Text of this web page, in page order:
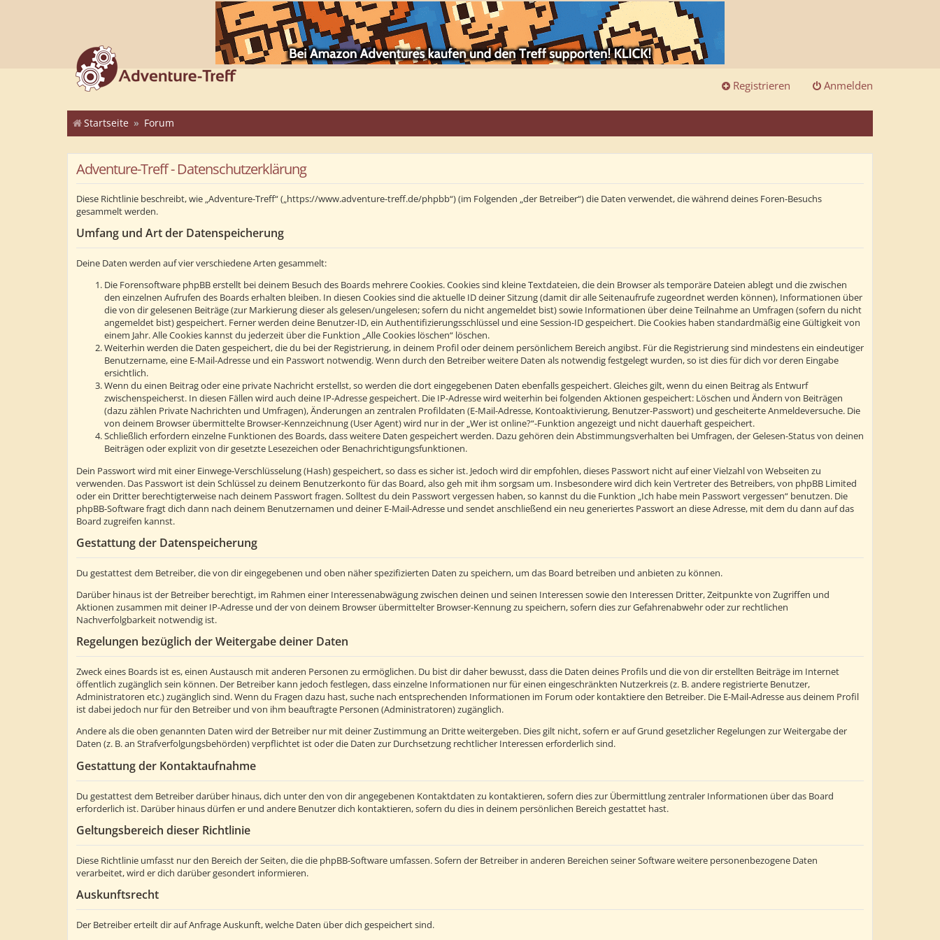
Anmelden
Registrieren
Startseite Forum
Adventure-Treff - Datenschutzerklärung
Diese Richtlinie beschreibt, wie „Adventure-Treff“ („https://www.adventure-treff.de/phpbb“) (im Folgenden „der Betreiber“) die Daten verwendet, die während deines Foren-Besuchs
gesammelt werden.
Umfang und Art der Datenspeicherung
Deine Daten werden auf vier verschiedene Arten gesammelt:
Die Forensoftware phpBB erstellt bei deinem Besuch des Boards mehrere Cookies. Cookies sind kleine Textdateien, die dein Browser als temporäre Dateien ablegt und die zwischen
den einzelnen Aufrufen des Boards erhalten bleiben. In diesen Cookies sind die aktuelle ID deiner Sitzung (damit dir alle Seitenaufrufe zugeordnet werden können), Informationen über
die von dir gelesenen Beiträge (zur Markierung dieser als gelesen/ungelesen; sofern du nicht angemeldet bist) sowie Informationen über deine Teilnahme an Umfragen (sofern du nicht
angemeldet bist) gespeichert. Ferner werden deine Benutzer-ID, ein Authentifizierungsschlüssel und eine Session-ID gespeichert. Die Cookies haben standardmäßig eine Gültigkeit von
einem Jahr. Alle Cookies kannst du jederzeit über die Funktion „Alle Cookies löschen“ löschen.
Weiterhin werden die Daten gespeichert, die du bei der Registrierung, in deinem Profil oder deinem persönlichem Bereich angibst. Für die Registrierung sind mindestens ein eindeutiger
Benutzername, eine E-Mail-Adresse und ein Passwort notwendig. Wenn durch den Betreiber weitere Daten als notwendig festgelegt wurden, so ist dies für dich vor deren Eingabe
ersichtlich.
Wenn du einen Beitrag oder eine private Nachricht erstellst, so werden die dort eingegebenen Daten ebenfalls gespeichert. Gleiches gilt, wenn du einen Beitrag als Entwurf
zwischenspeicherst. In diesen Fällen wird auch deine IP-Adresse gespeichert. Die IP-Adresse wird weiterhin bei folgenden Aktionen gespeichert: Löschen und Ändern von Beiträgen
(dazu zählen Private Nachrichten und Umfragen), Änderungen an zentralen Profildaten (E-Mail-Adresse, Kontoaktivierung, Benutzer-Passwort) und gescheiterte Anmeldeversuche. Die
von deinem Browser übermittelte Browser-Kennzeichnung (User Agent) wird nur in der „Wer ist online?“-Funktion angezeigt und nicht dauerhaft gespeichert.
Schließlich erfordern einzelne Funktionen des Boards, dass weitere Daten gespeichert werden. Dazu gehören dein Abstimmungsverhalten bei Umfragen, der Gelesen-Status von deinen
Beiträgen oder explizit von dir gesetzte Lesezeichen oder Benachrichtigungsfunktionen.
Dein Passwort wird mit einer Einwege-Verschlüsselung (Hash) gespeichert, so dass es sicher ist. Jedoch wird dir empfohlen, dieses Passwort nicht auf einer Vielzahl von Webseiten zu
verwenden. Das Passwort ist dein Schlüssel zu deinem Benutzerkonto für das Board, also geh mit ihm sorgsam um. Insbesondere wird dich kein Vertreter des Betreibers, von phpBB Limited
oder ein Dritter berechtigterweise nach deinem Passwort fragen. Solltest du dein Passwort vergessen haben, so kannst du die Funktion „Ich habe mein Passwort vergessen“ benutzen. Die
phpBB-Software fragt dich dann nach deinem Benutzernamen und deiner E-Mail-Adresse und sendet anschließend ein neu generiertes Passwort an diese Adresse, mit dem du dann auf das
Board zugreifen kannst.
Gestattung der Datenspeicherung
Du gestattest dem Betreiber, die von dir eingegebenen und oben näher spezifizierten Daten zu speichern, um das Board betreiben und anbieten zu können.
Darüber hinaus ist der Betreiber berechtigt, im Rahmen einer Interessenabwägung zwischen deinen und seinen Interessen sowie den Interessen Dritter, Zeitpunkte von Zugriffen und
Aktionen zusammen mit deiner IP-Adresse und der von deinem Browser übermittelter Browser-Kennung zu speichern, sofern dies zur Gefahrenabwehr oder zur rechtlichen
Nachverfolgbarkeit notwendig ist.
Regelungen bezüglich der Weitergabe deiner Daten
Zweck eines Boards ist es, einen Austausch mit anderen Personen zu ermöglichen. Du bist dir daher bewusst, dass die Daten deines Profils und die von dir erstellten Beiträge im Internet
öffentlich zugänglich sein können. Der Betreiber kann jedoch festlegen, dass einzelne Informationen nur für einen eingeschränkten Nutzerkreis (z. B. andere registrierte Benutzer,
Administratoren etc.) zugänglich sind. Wenn du Fragen dazu hast, suche nach entsprechenden Informationen im Forum oder kontaktiere den Betreiber. Die E-Mail-Adresse aus deinem Profil
ist dabei jedoch nur für den Betreiber und von ihm beauftragte Personen (Administratoren) zugänglich.
Andere als die oben genannten Daten wird der Betreiber nur mit deiner Zustimmung an Dritte weitergeben. Dies gilt nicht, sofern er auf Grund gesetzlicher Regelungen zur Weitergabe der
Daten (z. B. an Strafverfolgungsbehörden) verpflichtet ist oder die Daten zur Durchsetzung rechtlicher Interessen erforderlich sind.
Gestattung der Kontaktaufnahme
Du gestattest dem Betreiber darüber hinaus, dich unter den von dir angegebenen Kontaktdaten zu kontaktieren, sofern dies zur Übermittlung zentraler Informationen über das Board
erforderlich ist. Darüber hinaus dürfen er und andere Benutzer dich kontaktieren, sofern du dies in deinem persönlichen Bereich gestattet hast.
Geltungsbereich dieser Richtlinie
Diese Richtlinie umfasst nur den Bereich der Seiten, die die phpBB-Software umfassen. Sofern der Betreiber in anderen Bereichen seiner Software weitere personenbezogene Daten
verarbeitet, wird er dich darüber gesondert informieren.
Auskunftsrecht
Der Betreiber erteilt dir auf Anfrage Auskunft, welche Daten über dich gespeichert sind.